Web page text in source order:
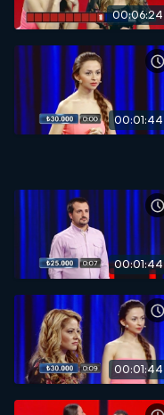
00:06:24
00:01:44
00:01:44
00:01:44